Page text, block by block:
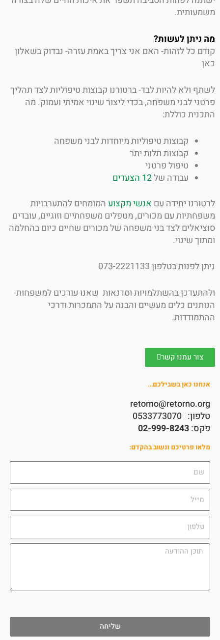
ניתן לעשות?
כל לזהות- האם אני צריך באמת עזרה- נבדוק בשאלון
ולא להיות לבד- ברטורנו קבוצות טיפוליות לצד תהליך
לבני משפחה, בכדי ליצור שינוי אמיתי ועמוק. מה
כוללת:
קבוצות טיפוליות מיוחדות לבני משפחה
קבוצות תלות יתר
טיפול פרטני
עבודה של 12 הצעדים
יחידה עם אנשי מקצועהמומחים להתערבויות
עם מכורים, מטפלים משפחתיים וזוגיים, עובדים
לצד בני משפחה של מכורים שחיים כיום בהחלמה
שינוי.
בטלפון 073-2221133
בהשתלמויות וסדנאות שאנו עורכים למשפחות-
כלים מעשיים והבנה על התמכרות ודרכי
צור עמנו קשר
כאן בשבילכם…
0533773070
02-999-8243
פרטיכם ונשוב בהקדם:
שליחה